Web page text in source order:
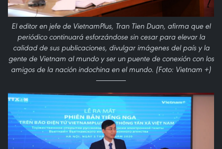
El editor en jefe de VietnamPlus, Tran Tien Duan, afirma que el
periódico continuará esforzándose sin cesar para elevar la
calidad de sus publicaciones, divulgar imágenes del país y la
gente de Vietnam al mundo y ser un puente de conexión con los
amigos de la nación indochina en el mundo. (Foto: Vietnam +)